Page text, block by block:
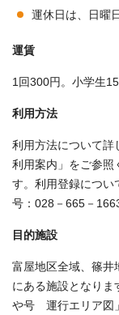
運休日は、日曜
運賃
1回300円。小学生
利用方法
利用方法について
利用案内」をご参照
す。利用登録につい
号：028－665－
目的施設
富屋地区全域、篠井
にある施設となりま
や号 運行エリア図